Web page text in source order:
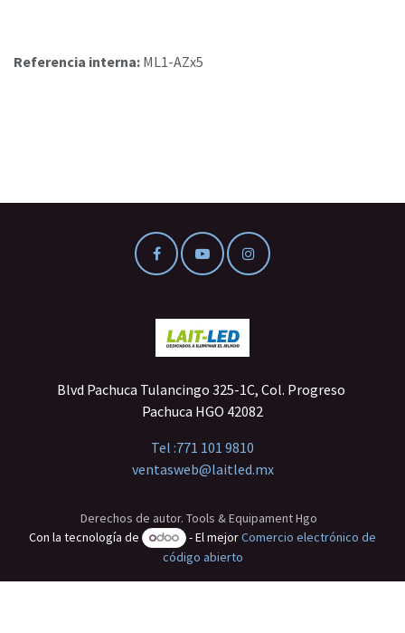
Referencia interna: ML1-AZx5
Blvd Pachuca Tulancingo 325-1C, Col. Progreso
Pachuca HGO 42082
Tel :771 101 9810
ventasweb@laitled.mx
Derechos de autor. Tools & Equipament Hgo
Con la tecnología de
- El mejorComercio electrónico de
código abierto